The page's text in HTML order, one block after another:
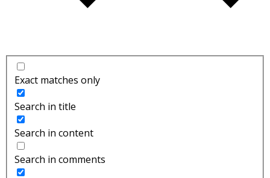
Exact matches only
Search in title
Search in content
Search in comments